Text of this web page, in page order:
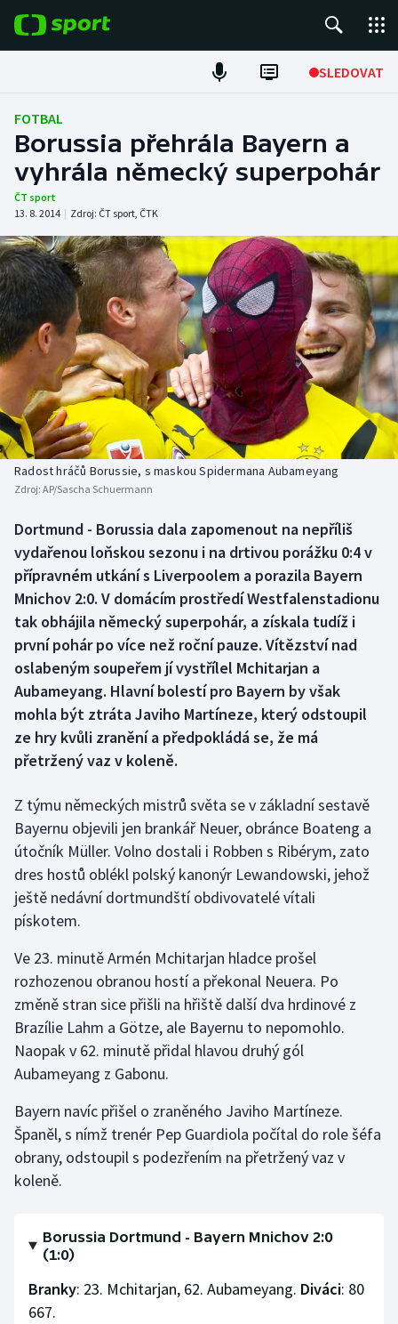
SLEDOVAT
Fotbal
Hokej
Tenis
Atletika
Cyklistika
DALŠÍ SPORTY
Americký fotbal
Baseball a softbal
Basketbal
Biatlon
Boby a skeleton
Box
Curling
Dostihy
Florbal
Futsal
Golf
Gymnastika
Házená
Jezdectví
Judo
Krasobruslení
Lezení
Moderní pětiboj
Motorsport
Parasport
Plavání
NEPŘEHLÉDNĚTE
Soutěže
Historické návraty
Aplikace ČT sport
AZ kvíz
FOTBAL
Borussia přehrála Bayern a
vyhrála německý superpohár
ČT sport
13. 8. 2014 | Zdroj: ČT sport, ČTK
Radost hráčů Borussie, s maskou Spidermana Aubameyang
Zdroj: AP/Sascha Schuermann
Dortmund - Borussia dala zapomenout na nepříliš
vydařenou loňskou sezonu i na drtivou porážku 0:4 v
přípravném utkání s Liverpoolem a porazila Bayern
Mnichov 2:0. V domácím prostředí Westfalenstadionu
tak obhájila německý superpohár, a získala tudíž i
první pohár po více než roční pauze. Vítězství nad
oslabeným soupeřem jí vystřílel Mchitarjan a
Aubameyang. Hlavní bolestí pro Bayern by však
mohla být ztráta Javiho Martíneze, který odstoupil
ze hry kvůli zranění a předpokládá se, že má
přetržený vaz v koleně.
Z týmu německých mistrů světa se v základní sestavě
Bayernu objevili jen brankář Neuer, obránce Boateng a
útočník Müller. Volno dostali i Robben s Ribérym, zato
dres hostů oblékl polský kanonýr Lewandowski, jehož
ještě nedávní dortmundští obdivovatelé vítali
pískotem.
Ve 23. minutě Armén Mchitarjan hladce prošel
rozhozenou obranou hostí a překonal Neuera. Po
změně stran sice přišli na hřiště další dva hrdinové z
Brazílie Lahm a Götze, ale Bayernu to nepomohlo.
Naopak v 62. minutě přidal hlavou druhý gól
Aubameyang z Gabonu.
Bayern navíc přišel o zraněného Javiho Martíneze.
Španěl, s nímž trenér Pep Guardiola počítal do role šéfa
obrany, odstoupil s podezřením na přetržený vaz v
koleně.
Borussia Dortmund - Bayern Mnichov 2:0
(1:0)
Branky: 23. Mchitarjan, 62. Aubameyang. Diváci: 80
667.